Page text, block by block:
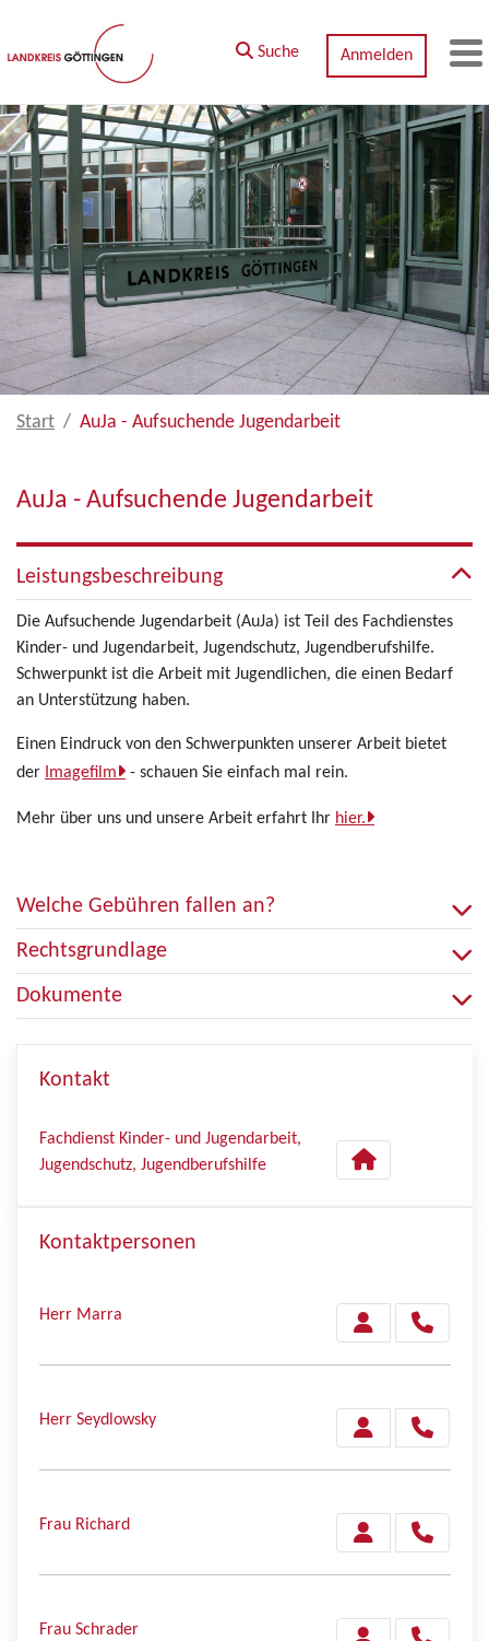
Zum Hauptinhalt springen
Suche Anmelden
Start AuJa - Aufsuchende Jugendarbeit
AuJa - Aufsuchende Jugendarbeit
Leistungsbeschreibung
Die Aufsuchende Jugendarbeit (AuJa) ist Teil des Fachdienstes
Kinder- und Jugendarbeit, Jugendschutz, Jugendberufshilfe.
Schwerpunkt ist die Arbeit mit Jugendlichen, die einen Bedarf
an Unterstützung haben.
Einen Eindruck von den Schwerpunkten unserer Arbeit bietet
der Imagefilm - schauen Sie einfach mal rein.
Mehr über uns und unsere Arbeit erfahrt Ihr hier.
Welche Gebühren fallen an?
Rechtsgrundlage
Dokumente
Kontakt
Fachdienst Kinder- und Jugendarbeit,
Jugendschutz, Jugendberufshilfe
Kontaktpersonen
Herr Marra
Herr Seydlowsky
Frau Richard
Frau Schrader